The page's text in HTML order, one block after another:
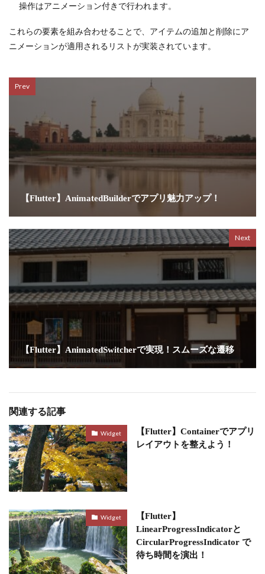
操作はアニメーション付きで行われます。
これらの要素を組み合わせることで、アイテムの追加と削除にア
ニメーションが適用されるリストが実装されています。
Prev
【Flutter】AnimatedBuilderでアプリ魅力アップ！
Next
【Flutter】AnimatedSwitcherで実現！スムーズな遷移
関連する記事
Widget
【Flutter】Containerでアプリ
レイアウトを整えよう！
Widget
【Flutter】
LinearProgressIndicatorと
CircularProgressIndicator で
待ち時間を演出！